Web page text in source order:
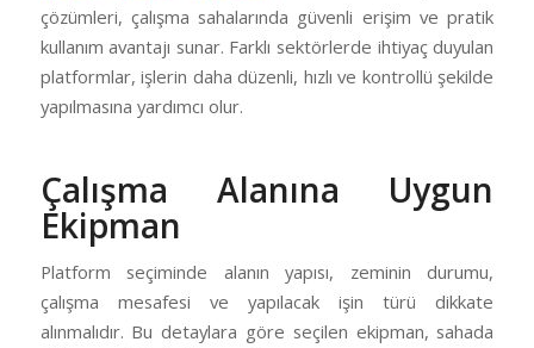
çözümleri, çalışma sahalarında güvenli erişim ve pratik
kullanım avantajı sunar. Farklı sektörlerde ihtiyaç duyulan
platformlar, işlerin daha düzenli, hızlı ve kontrollü şekilde
yapılmasına yardımcı olur.
Çalışma Alanına Uygun
Ekipman
Platform seçiminde alanın yapısı, zeminin durumu,
çalışma mesafesi ve yapılacak işin türü dikkate
alınmalıdır. Bu detaylara göre seçilen ekipman, sahada